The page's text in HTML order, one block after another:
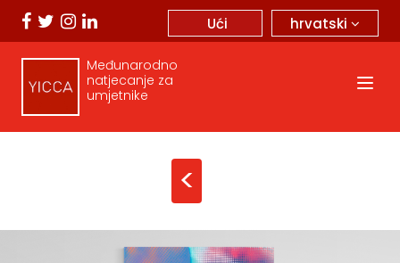
hrvatski
Ući
Međunarodno
natjecanje za
umjetnike
<